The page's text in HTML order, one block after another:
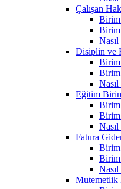
Çalışan
Birim
Birim
Disiplin ve
Birim
Birim
Eğitim
Birim
Birim
Fatura
Birim
Birim
Mutemetlik